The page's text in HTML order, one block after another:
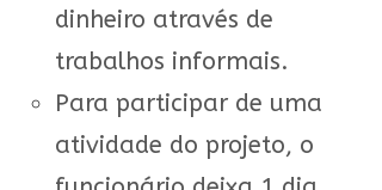
dinheiro através de
trabalhos informais.
Para participar de uma
atividade do projeto, o